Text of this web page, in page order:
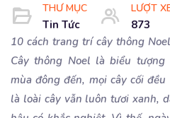
THƯ MỤC
Tin Tức
LƯỢT
873
10 cách trang trí cây thông
Cây thông Noel là biểu
mùa đông đến, mọi cây cối
là loài cây vẫn luôn tươi xanh,